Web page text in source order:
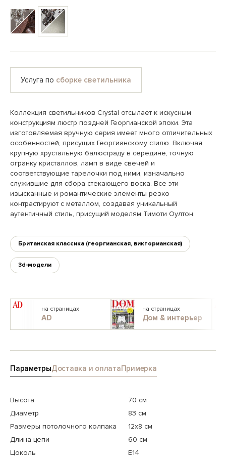
Услуга по сборке светильника
Коллекция светильников Crystal отсылает к искусным
конструкциям люстр поздней Георгианской эпохи. Эта
изготовляемая вручную серия имеет много отличительных
особенностей, присущих Георгианскому стилю. Включая
крупную хрустальную балюстраду в середине, точную
огранку кристаллов, ламп в виде свечей и
соответствующие тарелочки под ними, изначально
служившие для сбора стекающего воска. Все эти
изысканные и романтические элементы резко
контрастируют с металлом, создавая уникальный
аутентичный стиль, присущий моделям Тимоти Оултон.
Британская классика (георгианская, викторианская)
3d-модели
на страницах
AD
на страницах
Дом & интерьер
ПараметрыДоставка и оплатаПримерка
Высота
70 см
Диаметр
83 см
Размеры потолочного колпака
12x8 см
Длина цепи
60 см
Цоколь
E14